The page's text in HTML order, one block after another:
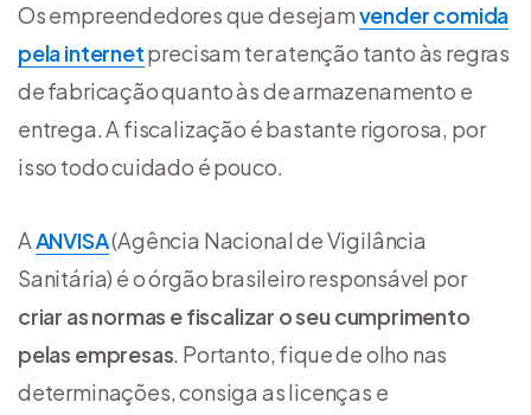
Os empreendedores que desejamvender comida
pela internetprecisam ter atenção tanto às regras
de fabricação quanto às de armazenamento e
entrega. A fiscalização é bastante rigorosa, por
isso todo cuidado é pouco.
AANVISA(Agência Nacional de Vigilância
Sanitária) é o órgão brasileiro responsável por
criar as normas e fiscalizar o seu cumprimento
pelas empresas. Portanto, fique de olho nas
determinações, consiga as licenças e